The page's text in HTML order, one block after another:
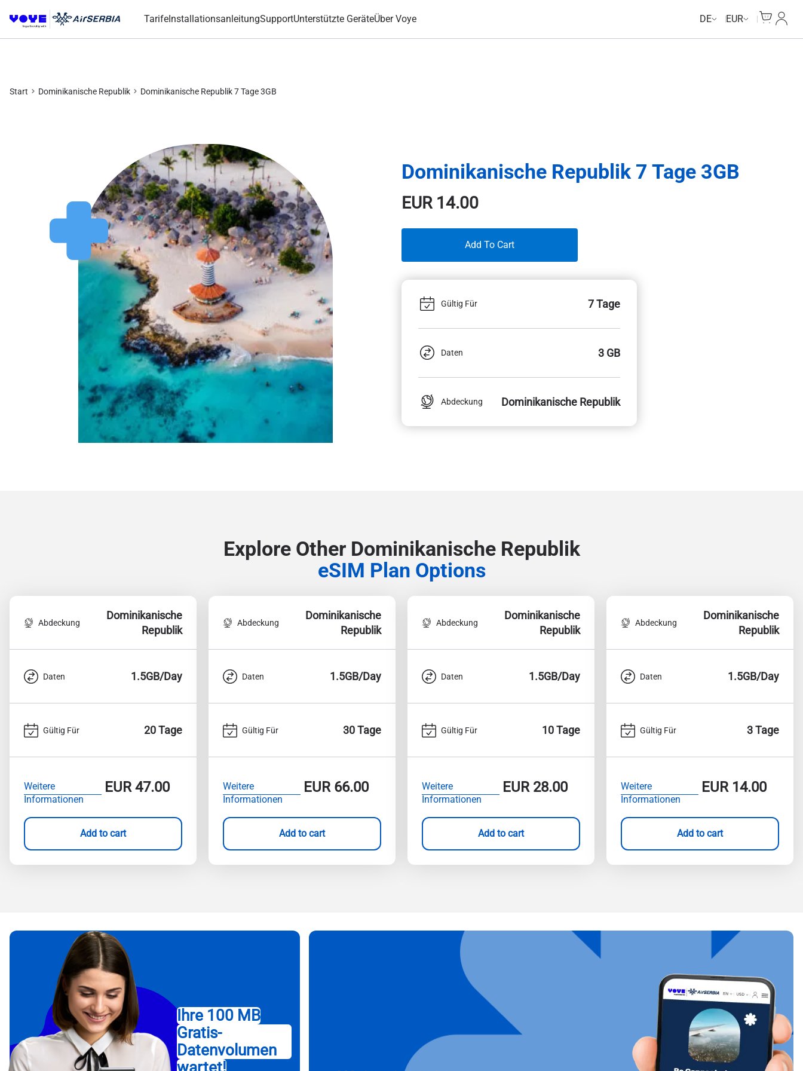
TarifeInstallationsanleitungSupportUnterstützte GeräteÜber Voye DE EUR
Mein
Start Dominikanische Republik Dominikanische Republik 7 Tage 3GB
Dominikanische Republik 7 Tage 3GB
EUR14.00
Add To Cart
Gültig Für 7 Tage
Daten 3 GB
Abdeckung Dominikanische Republik
Explore Other Dominikanische Republik
eSIM Plan Options
Abdeckung
Dominikanische
Republik
Daten 1.5GB/Day
Gültig Für 20 Tage
Weitere
Informationen
EUR47.00
Add to cart
Abdeckung
Dominikanische
Republik
Daten 1.5GB/Day
Gültig Für 30 Tage
Weitere
Informationen
EUR66.00
Add to cart
Abdeckung
Dominikanische
Republik
Daten 1.5GB/Day
Gültig Für 10 Tage
Weitere
Informationen
EUR28.00
Add to cart
Abdeckung
Dominikanische
Republik
Daten 1.5GB/Day
Gültig Für 3 Tage
Weitere
Informationen
EUR14.00
Add to cart
Ihre 100 MB
Gratis-
Datenvolumen